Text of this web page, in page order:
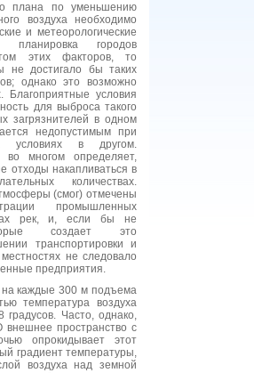
плана по уменьшению
воздуха необходимо
и метеорологические
городов
этих факторов, то
не достигало бы таких
однако это возможно
Благоприятные условия
для выброса такого
загрязнителей в одном
недопустимым при
условиях в другом.
во многом определяет,
отходы накапливаться в
количествах.
(смог) отмечены
промышленных
рек, и, если бы не
создает это
транспортировки и
не следовало
предприятия.
на каждые 300 м подъема
температура воздуха
Часто, однако,
внешнее пространство с
опрокидывает этот
градиент температуры,
воздуха над земной